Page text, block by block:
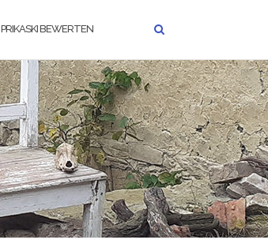
PRIKASKI BEWERTEN